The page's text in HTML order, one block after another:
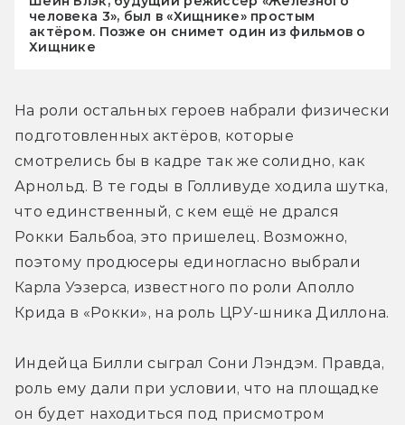
человека 3», был в «Хищнике» простым
актёром. Позже он снимет один из фильмов о
Хищнике
На роли остальных героев набрали физически
подготовленных актёров, которые
смотрелись бы в кадре так же солидно, как
Арнольд. В те годы в Голливуде ходила шутка,
что единственный, с кем ещё не дрался
Рокки Бальбоа, это пришелец. Возможно,
поэтому продюсеры единогласно выбрали
Карла Уэзерса, известного по роли Аполло
Крида в «Рокки», на роль ЦРУ-шника Диллона.
Индейца Билли сыграл Сони Лэндэм. Правда,
роль ему дали при условии, что на площадке
он будет находиться под присмотром